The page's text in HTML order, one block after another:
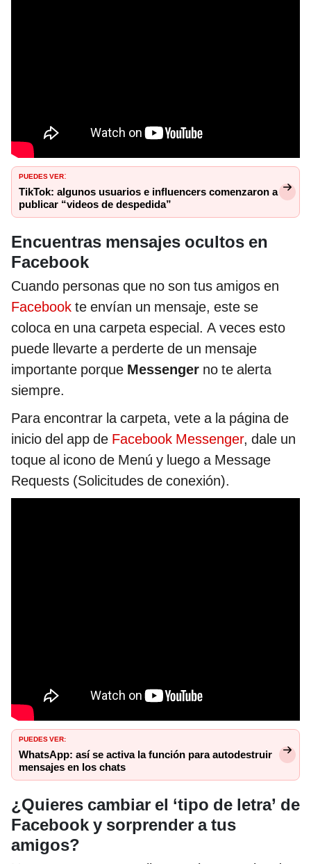
PUEDES VER:
TikTok: algunos usuarios e influencers comenzaron a
publicar “videos de despedida”
Encuentras mensajes ocultos en
Facebook
Cuando personas que no son tus amigos en
Facebook te envían un mensaje, este se
coloca en una carpeta especial. A veces esto
puede llevarte a perderte de un mensaje
importante porque Messenger no te alerta
siempre.
Para encontrar la carpeta, vete a la página de
inicio del app de Facebook Messenger, dale un
toque al icono de Menú y luego a Message
Requests (Solicitudes de conexión).
PUEDES VER:
WhatsApp: así se activa la función para autodestruir
mensajes en los chats
¿Quieres cambiar el ‘tipo de letra’ de
Facebook y sorprender a tus
amigos?